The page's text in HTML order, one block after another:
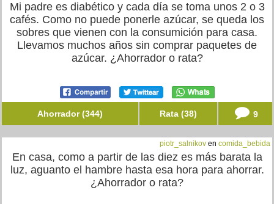
Mi padre es diabético y cada día se toma unos 2 o 3
cafés. Como no puede ponerle azúcar, se queda los
sobres que vienen con la consumición para casa.
Llevamos muchos años sin comprar paquetes de
azúcar. ¿Ahorrador o rata?
Ahorrador (344) Rata (38) 9
piotr_salnikov en comida_bebida
En casa, como a partir de las diez es más barata la
luz, aguanto el hambre hasta esa hora para ahorrar.
¿Ahorrador o rata?